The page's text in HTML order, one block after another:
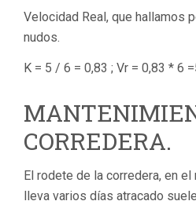
Velocidad Real, que hallamos
nudos.
K = 5 / 6 = 0,83 ; Vr = 0,83 * 6
CORREDERA.
El rodete de la corredera, en
lleva varios días atracado